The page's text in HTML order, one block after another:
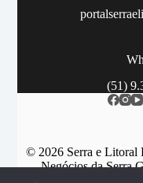
(51)
© 2026 Serra e Litoral
Negócios da Serra